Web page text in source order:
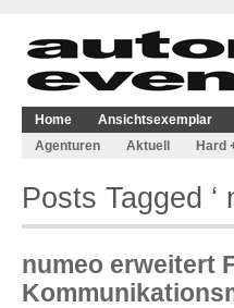
Home Ansichtsexemplar
Agenturen
Aktuell Hard
Posts Tagged ‘
numeo erweitert